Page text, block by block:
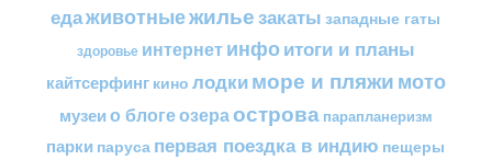
едаживотныежильезакаты западные гаты
здоровье интернетинфоитоги и планы
кайтсерфинг кино лодкиморе и пляжимото
музеи о блогеозераострова парапланеризм
парки паруса первая поездка в индию пещеры